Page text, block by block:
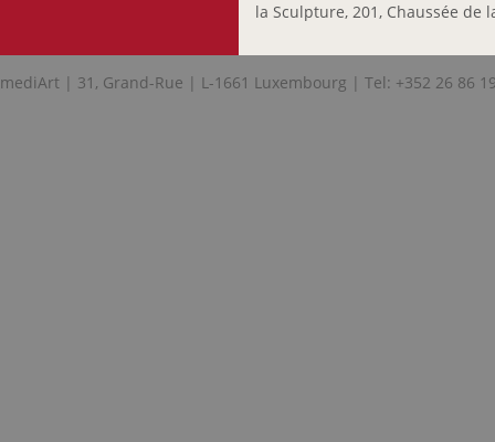
la Sculpture, 201, Chaussée de
mediArt | 31, Grand-Rue | L-1661 Luxembourg | Tel: +352 26 86